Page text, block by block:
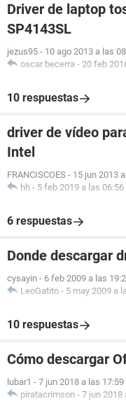
Driver de laptop
SP4143SL
jezus95 - 10 ago 2013 a las
oscar becerra - 20 feb
10 respuestas
driver de vídeo
Intel
FRANCISCOES - 15 jun 2013
hh - 5 feb 2019 a las 06:56
6 respuestas
Donde descargar
cysayin - 6 feb 2009 a las
LeoGatito - 5 may 2009 a
10 respuestas
Cómo descargar
lubar1 - 7 jun 2018 a las 17:59
piratacrimson - 7 jun 2018